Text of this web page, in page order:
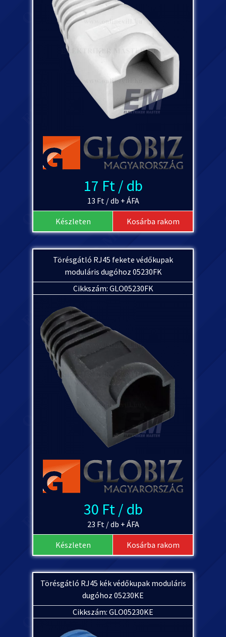
17 Ft / db
13 Ft / db + ÁFA
Készleten Kosárba rakom
Törésgátló RJ45 fekete védőkupak
moduláris dugóhoz 05230FK
Cikkszám: GLO05230FK
30 Ft / db
23 Ft / db + ÁFA
Készleten Kosárba rakom
Törésgátló RJ45 kék védőkupak moduláris
dugóhoz 05230KE
Cikkszám: GLO05230KE